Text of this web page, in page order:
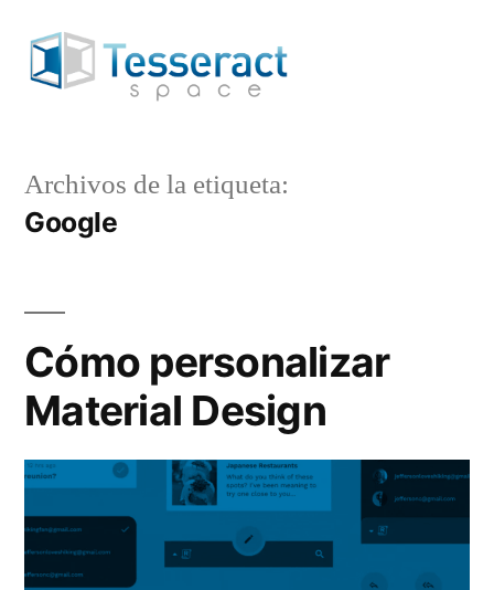
Archivos de la etiqueta:
Google
Cómo personalizar
Material Design